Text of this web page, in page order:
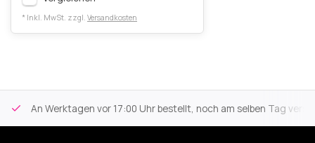
* Inkl. MwSt. zzgl. Versandkosten
An Werktagen vor 17:00 Uhr bestellt, noch am selben Tag